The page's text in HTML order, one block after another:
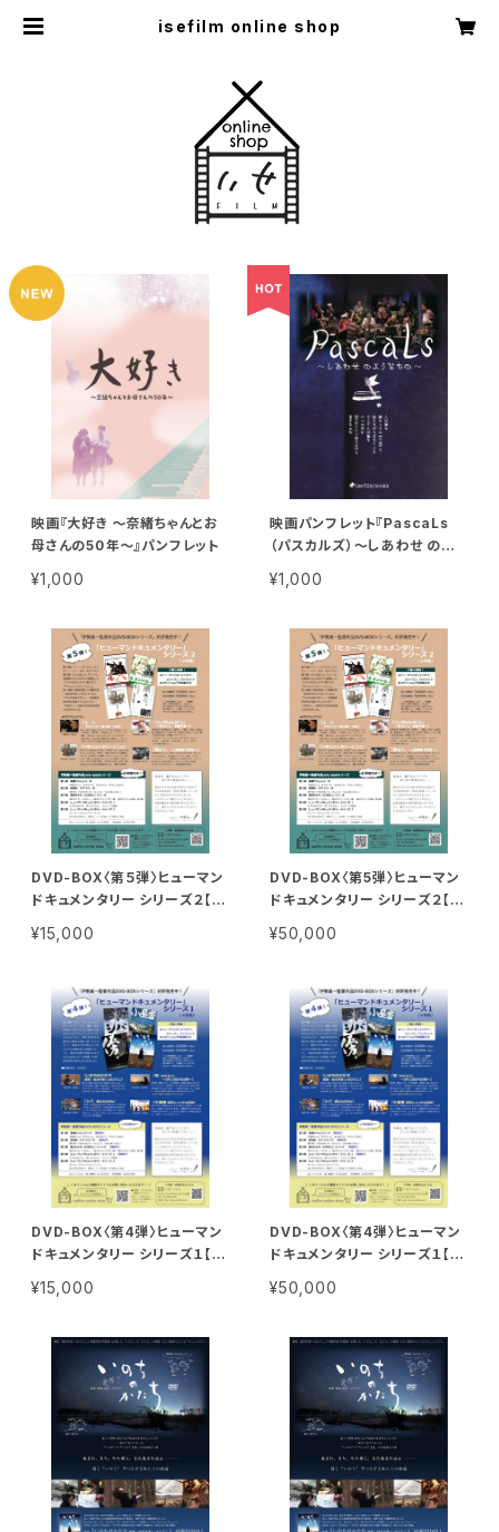
isefilm online shop
映画『大好き 〜奈緒ちゃんとお
母さんの50年〜』パンフレット
¥1,000
映画パンフレット『PascaLs
（パスカルズ）〜しあわせ のよう
¥1,000
DVD-BOX〈第５弾〉ヒューマン
ドキュメンタリー シリーズ２【個
¥15,000
DVD-BOX〈第5弾〉ヒューマン
ドキュメンタリー シリーズ２【団
¥50,000
DVD-BOX〈第4弾〉ヒューマン
ドキュメンタリー シリーズ１【個
¥15,000
DVD-BOX〈第4弾〉ヒューマン
ドキュメンタリー シリーズ１【団
¥50,000